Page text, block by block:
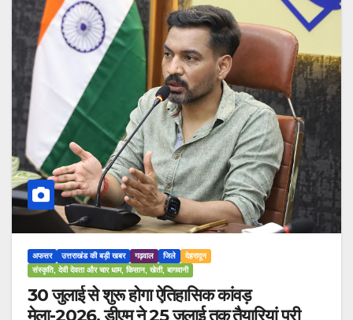
अफसर उत्तराखंड की बड़ी खबर गढ़वाल जिले
देहरादून
संस्कृति, देवी देवता और चार धाम, किसान, खेती, बागवानी
30 जुलाई से शुरू होगा ऐतिहासिक कांवड़